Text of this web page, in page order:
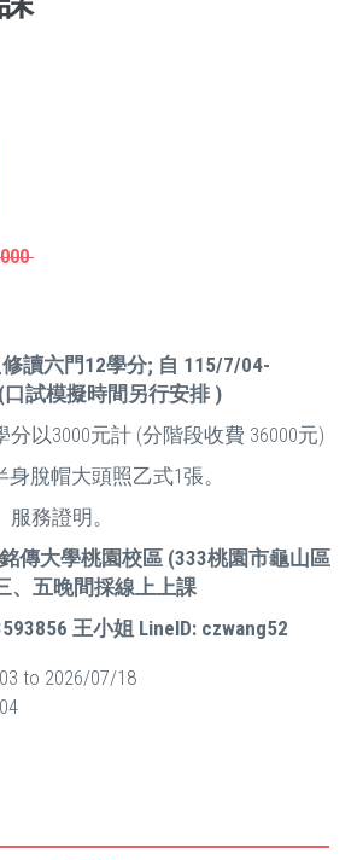
讀六門12學分; 自 115/7/04-
試模擬時間另行安排 )
以3000元計 (分階段收費 36000元)
脫帽大頭照乙式1張。
務證明。
傳大學桃園校區 (333桃園市龜山區
、五晚間採線上上課
王小姐 LineID: czwang52
to 2026/07/18